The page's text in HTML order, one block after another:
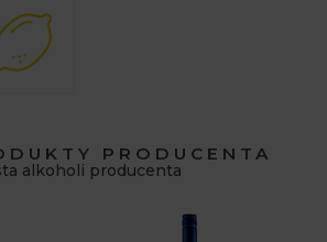
PRODUCENTA
alkoholi producenta